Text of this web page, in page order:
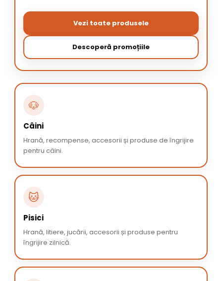
Vezi toate produsele
Descoperă promoțiile
🐶
Câini
Hrană, recompense, accesorii și produse de îngrijire
pentru câini.
🐱
Pisici
Hrană, litiere, jucării, accesorii și produse pentru
îngrijire zilnică.